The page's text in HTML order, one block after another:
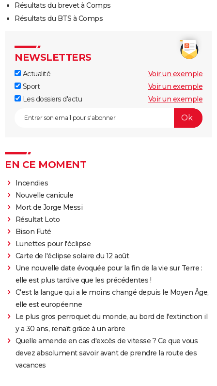
Résultats du brevet à Comps
Résultats du BTS à Comps
NEWSLETTERS
Actualité
Voir un exemple
Sport
Voir un exemple
Les dossiers d'actu
Voir un exemple
EN CE MOMENT
Incendies
Nouvelle canicule
Mort de Jorge Messi
Résultat Loto
Bison Futé
Lunettes pour l'éclipse
Carte de l'éclipse solaire du 12 août
Une nouvelle date évoquée pour la fin de la vie sur Terre :
elle est plus tardive que les précédentes !
C'est la langue qui a le moins changé depuis le Moyen Âge,
elle est européenne
Le plus gros perroquet du monde, au bord de l'extinction il
y a 30 ans, renaît grâce à un arbre
Quelle amende en cas d'excès de vitesse ? Ce que vous
devez absolument savoir avant de prendre la route des
vacances